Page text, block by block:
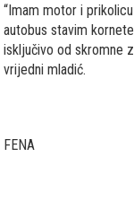
“Imam motor i
autobus stavim
isključivo od skromne
vrijedni mladić.
FENA